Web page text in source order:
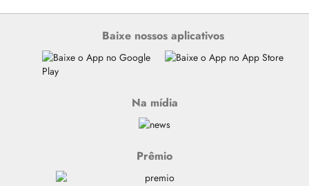
Baixe nossos aplicativos
Na mídia
Prêmio